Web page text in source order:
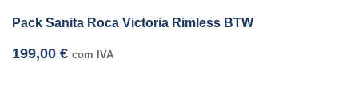
Pack Sanita Roca Victoria Rimless BTW
199,00 € com IVA